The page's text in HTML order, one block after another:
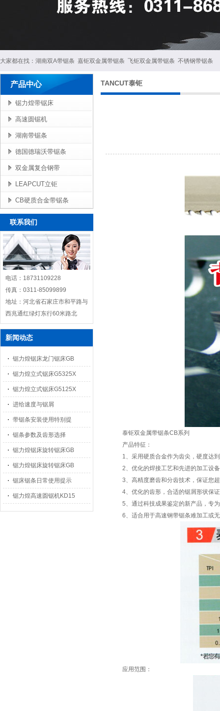
大家都在找： 湖南双A带锯条 嘉钜双金属带锯条 飞钜双金属带锯条 不锈钢带锯条
产品中心
锯力煌带锯床
高速圆锯机
湖南带锯条
德国德瑞沃带锯条
双金属复合钢带
LEAPCUT立钜
CB硬质合金带锯条
联系我们
电话：18731109228
传真：0311-85099899
地址：河北省石家庄市和平路与
西兆通红绿灯东行60米路北
新闻动态
锯力煌锯床龙门锯床GB
锯力煌立式锯床G5325X
锯力煌立式锯床G5125X
进给速度与锯屑
带锯条安装使用特别提
锯条参数及齿形选择
锯力煌锯床旋转锯床GB
锯力煌锯床旋转锯床GB
锯床锯条日常使用提示
锯力煌高速圆锯机KD15
TANCUT泰钜
泰钜双金属带锯条CB系列
产品特征：
1、采用硬质合金作为齿尖，硬度达
2、优化的焊接工艺和先进的加工设
3、高精度磨齿和分齿技术，保证您
4、优化的齿形，合适的锯屑形状保
5、通过科技成果鉴定的新产品，专
6、适合用于高速钢带锯条难加工或
应用范围：